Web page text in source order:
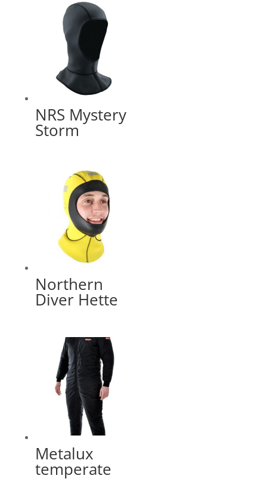
NRS Mystery
Storm
Northern
Diver Hette
Metalux
temperate